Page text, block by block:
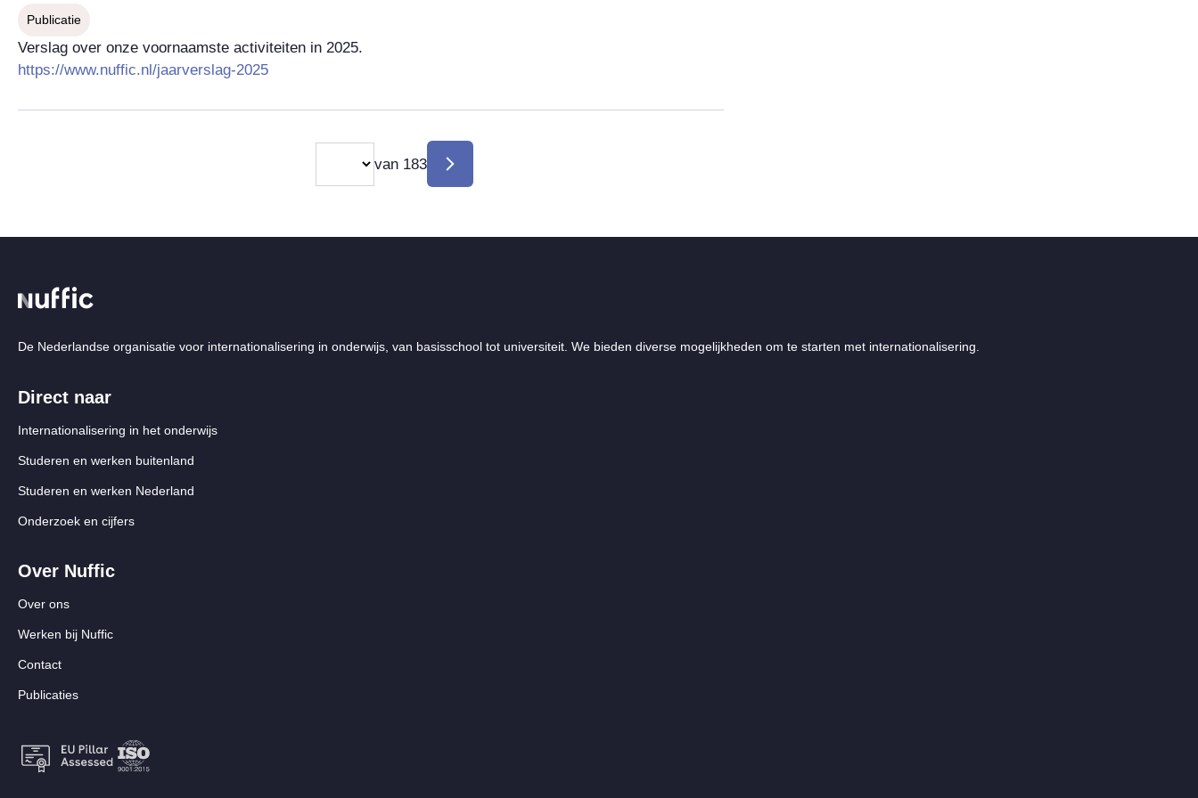
Publicatie
Verslag over onze voornaamste activiteiten in 2025.
https://www.nuffic.nl/jaarverslag-2025
displayed
van 183
Volgende
De Nederlandse organisatie voor internationalisering in onderwijs, van basisschool tot universiteit. We bieden diverse mogelijkheden om te starten met internationalisering.
Direct naar
Internationalisering in het onderwijs
Studeren en werken buitenland
Studeren en werken Nederland
Onderzoek en cijfers
Over Nuffic
Over ons
Werken bij Nuffic
Contact
Publicaties